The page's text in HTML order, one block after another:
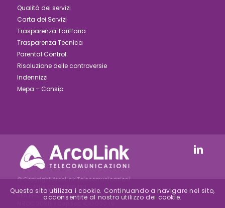
Qualità dei servizi
Carta dei Servizi
Trasparenza Tariffaria
Trasparenza Tecnica
Parental Control
Risoluzione delle controversie
Indennizzi
Mepa – Consip
© Copyright ArcoLink Telecomunicazioni
S.r.l. - P.IVA 05030810484
REA FI-511747 | Reg.Imp. FI-2000-24154 –
Questo sito utilizza i cookie. Continuando a navigare nel sito,
acconsentite al nostro utilizzo dei cookie.